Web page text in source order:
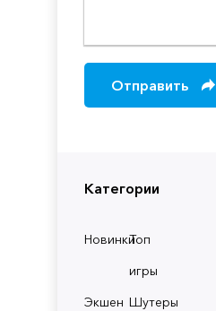
Категории
НовинкиТоп
игры
Экшен Шутеры
Отправить